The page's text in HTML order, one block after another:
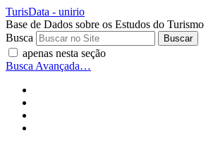
TurisData - unirio
Base de Dados sobre os Estudos do Turismo
Busca
apenas nesta seção
Busca Avançada…